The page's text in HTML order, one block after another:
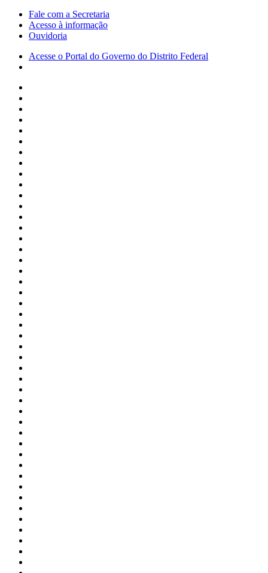
Fale com a Secretaria
Acesso à informação
Ouvidoria
Acesse o Portal do Governo do Distrito Federal